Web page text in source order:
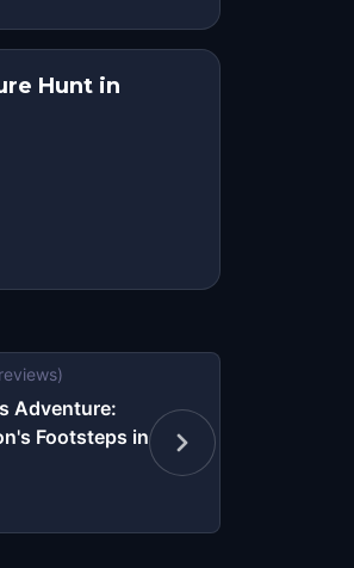
Hunt in
reviews)
Adventure:
Footsteps in